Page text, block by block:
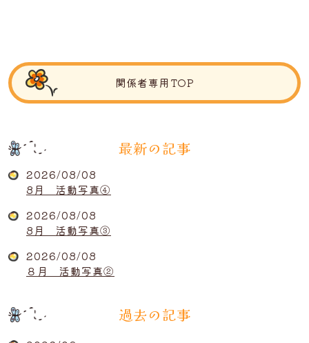
関係者専用TOP
最新の記事
2026/08/08
8月 活動写真④
2026/08/08
8月 活動写真③
2026/08/08
８月 活動写真②
過去の記事